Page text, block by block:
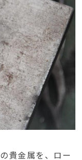
貴金属を、ロー